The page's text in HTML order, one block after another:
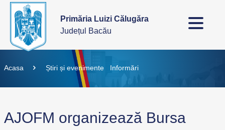
Primăria Luizi Călugăra
Județul Bacău
Acasa Știri și evenimente Informări
AJOFM organizează Bursa